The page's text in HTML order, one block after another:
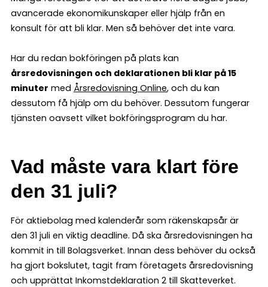
avancerade ekonomikunskaper eller hjälp från en
konsult för att bli klar. Men så behöver det inte vara.
Har du redan bokföringen på plats kan
årsredovisningen och deklarationen bli klar på 15
minuter med Årsredovisning Online, och du kan
dessutom få hjälp om du behöver. Dessutom fungerar
tjänsten oavsett vilket bokföringsprogram du har.
Vad måste vara klart före
den 31 juli?
För aktiebolag med kalenderår som räkenskapsår är
den 31 juli en viktig deadline. Då ska årsredovisningen ha
kommit in till Bolagsverket. Innan dess behöver du också
ha gjort bokslutet, tagit fram företagets årsredovisning
och upprättat Inkomstdeklaration 2 till Skatteverket.